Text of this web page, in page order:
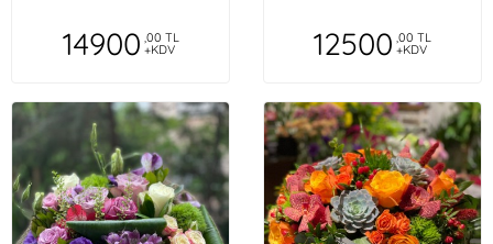
14900 ,00 TL
+KDV 12500 ,00 TL
+KDV